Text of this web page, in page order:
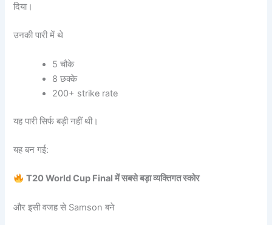
दिया।
उनकी पारी में थे
5 चौके
8 छक्के
200+ strike rate
यह पारी सिर्फ बड़ी नहीं थी।
यह बन गई:
T20 World Cup Final में सबसे बड़ा व्यक्तिगत स्कोर
और इसी वजह से Samson बने